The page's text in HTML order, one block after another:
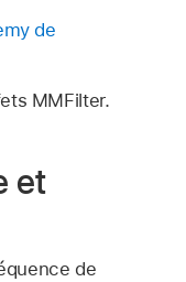
de
MMFilter.
et
de